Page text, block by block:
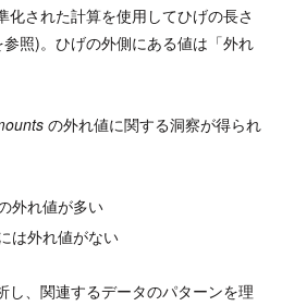
化された計算を使用してひげの長さ
照)。ひげの外側にある値は「外れ
の外れ値に関する洞察が得られ
外れ値が多い
は外れ値がない
し、関連するデータのパターンを理